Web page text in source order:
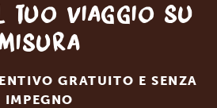
tuo viaggio su
GRATUITO E SENZA
IMPEGNO